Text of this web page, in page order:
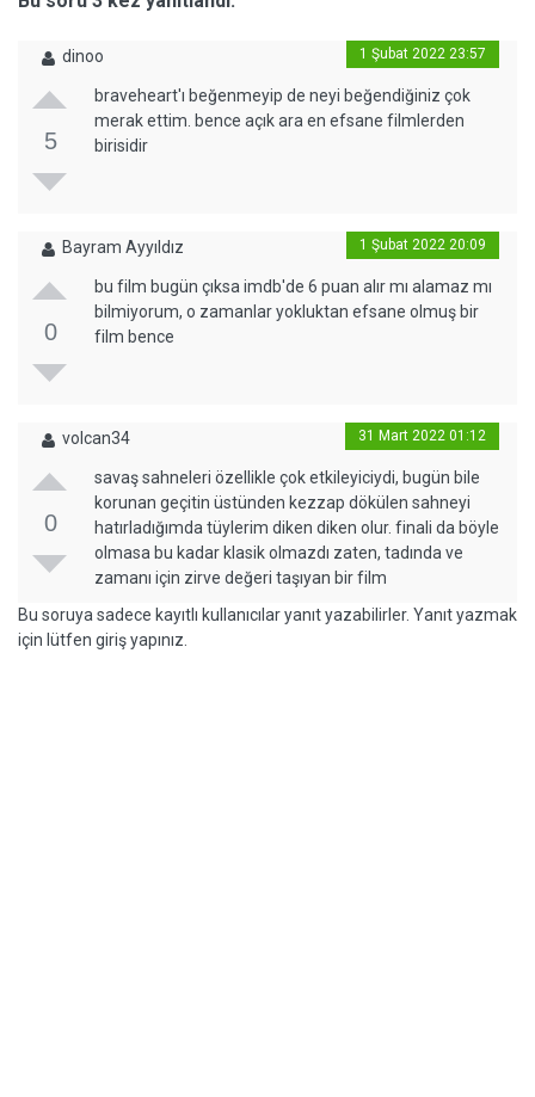
dinoo 1 Şubat 2022 23:57
5
braveheart'ı beğenmeyip de neyi beğendiğiniz çok
merak ettim. bence açık ara en efsane filmlerden
birisidir
Bayram Ayyıldız 1 Şubat 2022 20:09
0
bu film bugün çıksa imdb'de 6 puan alır mı alamaz mı
bilmiyorum, o zamanlar yokluktan efsane olmuş bir
film bence
volcan34 31 Mart 2022 01:12
0
savaş sahneleri özellikle çok etkileyiciydi, bugün bile
korunan geçitin üstünden kezzap dökülen sahneyi
hatırladığımda tüylerim diken diken olur. finali da böyle
olmasa bu kadar klasik olmazdı zaten, tadında ve
zamanı için zirve değeri taşıyan bir film
Bu soruya sadece kayıtlı kullanıcılar yanıt yazabilirler. Yanıt yazmak
için lütfen giriş yapınız.